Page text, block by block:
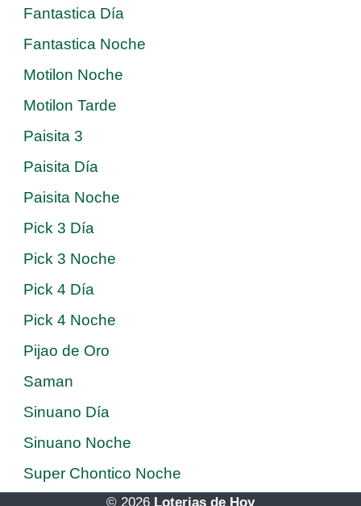
Fantastica Día
Fantastica Noche
Motilon Noche
Motilon Tarde
Paisita 3
Paisita Día
Paisita Noche
Pick 3 Día
Pick 3 Noche
Pick 4 Día
Pick 4 Noche
Pijao de Oro
Saman
Sinuano Día
Sinuano Noche
Super Chontico Noche
© 2026 Loterias de Hoy